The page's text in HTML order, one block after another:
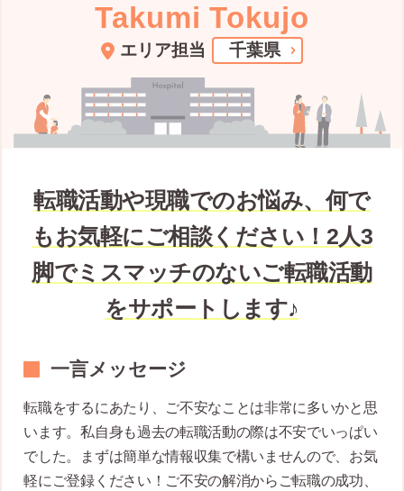
Takumi Tokujo
エリア担当 千葉県
転職活動や現職でのお悩み、何で
もお気軽にご相談ください！2人3
脚でミスマッチのないご転職活動
をサポートします♪
一言メッセージ
転職をするにあたり、ご不安なことは非常に多いかと思
います。私自身も過去の転職活動の際は不安でいっぱい
でした。まずは簡単な情報収集で構いませんので、お気
軽にご登録ください！ご不安の解消からご転職の成功、